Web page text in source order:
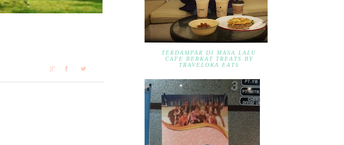
TERDAMPAR DI MASA LALU
CAFE BERKAT TREATS BY
TRAVELOKA EATS